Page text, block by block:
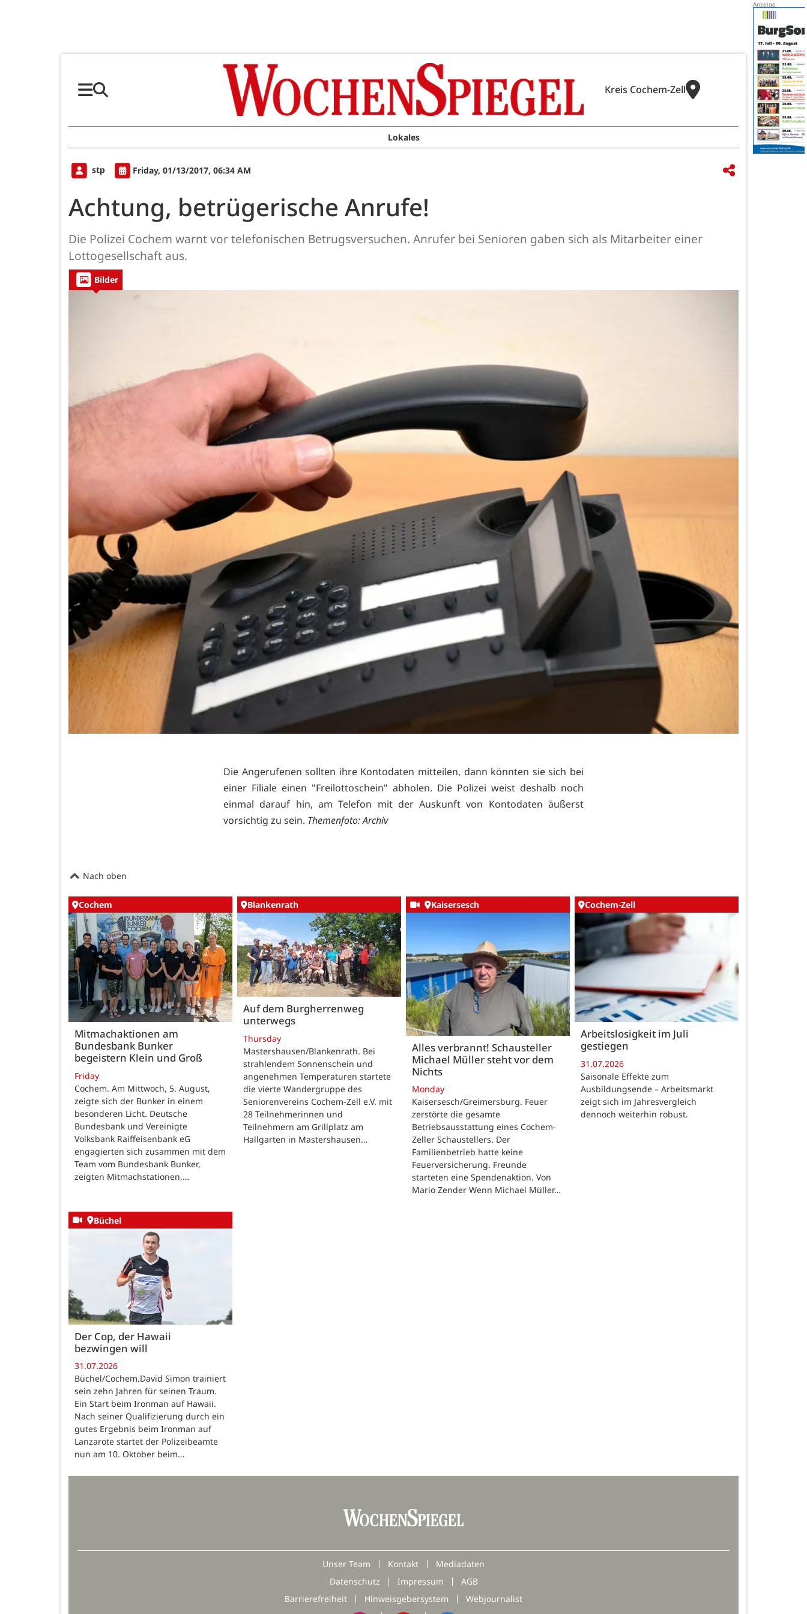
Kreis Cochem-Zell
Lokales
stp Friday, 01/13/2017, 06:34 AM
Achtung, betrügerische Anrufe!
Die Polizei Cochem warnt vor telefonischen Betrugsversuchen. Anrufer bei Senioren gaben sich als Mitarbeiter einer
Lottogesellschaft aus.
Bilder
Die Angerufenen sollten ihre Kontodaten mitteilen, dann könnten sie sich bei
einer Filiale einen "Freilottoschein" abholen. Die Polizei weist deshalb noch
einmal darauf hin, am Telefon mit der Auskunft von Kontodaten äußerst
vorsichtig zu sein. Themenfoto: Archiv
Nach oben
Cochem
Mitmachaktionen am
Bundesbank Bunker
begeistern Klein und Groß
Friday
Cochem. Am Mittwoch, 5. August,
zeigte sich der Bunker in einem
besonderen Licht. Deutsche
Bundesbank und Vereinigte
Volksbank Raiffeisenbank eG
engagierten sich zusammen mit dem
Team vom Bundesbank Bunker,
zeigten Mitmachstationen,…
Blankenrath
Auf dem Burgherrenweg
unterwegs
Thursday
Mastershausen/Blankenrath. Bei
strahlendem Sonnenschein und
angenehmen Temperaturen startete
die vierte Wandergruppe des
Seniorenvereins Cochem-Zell e.V. mit
28 Teilnehmerinnen und
Teilnehmern am Grillplatz am
Hallgarten in Mastershausen…
Kaisersesch
Alles verbrannt! Schausteller
Michael Müller steht vor dem
Nichts
Monday
Kaisersesch/Greimersburg. Feuer
zerstörte die gesamte
Betriebsausstattung eines Cochem-
Zeller Schaustellers. Der
Familienbetrieb hatte keine
Feuerversicherung. Freunde
starteten eine Spendenaktion. Von
Mario Zender Wenn Michael Müller…
Cochem-Zell
Arbeitslosigkeit im Juli
gestiegen
31.07.2026
Saisonale Effekte zum
Ausbildungsende – Arbeitsmarkt
zeigt sich im Jahresvergleich
dennoch weiterhin robust.
Büchel
Der Cop, der Hawaii
bezwingen will
31.07.2026
Büchel/Cochem.David Simon trainiert
sein zehn Jahren für seinen Traum.
Ein Start beim Ironman auf Hawaii.
Nach seiner Qualifizierung durch ein
gutes Ergebnis beim Ironman auf
Lanzarote startet der Polizeibeamte
nun am 10. Oktober beim…
Unser Team Kontakt
Mediadaten
Datenschutz
Impressum
AGB
Barrierefreiheit
Hinweisgebersystem Webjournalist